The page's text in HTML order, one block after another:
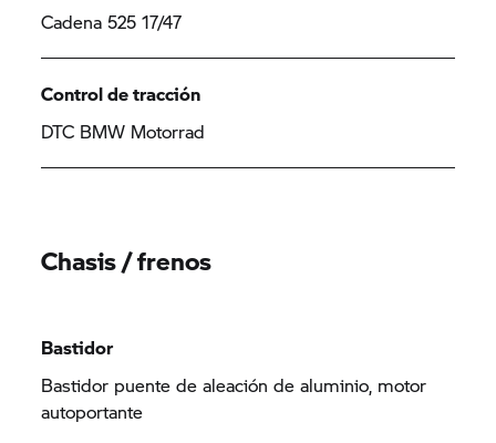
Cadena 525 17/47
Control de tracción
DTC BMW Motorrad
Chasis / frenos
Bastidor
Bastidor puente de aleación de aluminio, motor
autoportante